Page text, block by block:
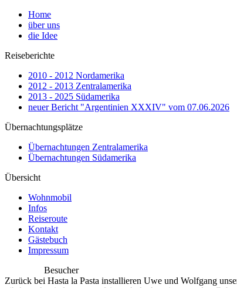
Home
über uns
die Idee
Reiseberichte
2010 - 2012 Nordamerika
2012 - 2013 Zentralamerika
2013 - 2025 Südamerika
neuer Bericht "Argentinien XXXIV" vom 07.06.2026
Übernachtungsplätze
Übernachtungen Zentralamerika
Übernachtungen Südamerika
Übersicht
Wohnmobil
Infos
Reiseroute
Kontakt
Gästebuch
Impressum
Besucher
Zurück bei Hasta la Pasta installieren Uwe und Wolfgang